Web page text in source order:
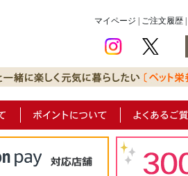
マイページ ご注文履歴